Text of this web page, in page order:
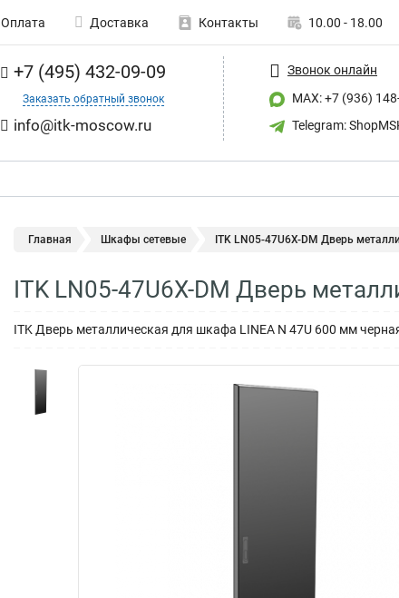
Оплата Доставка Контакты 10.00 - 18.00
+7 (495) 432-09-09
Заказать обратный звонок
info@itk-moscow.ru
Звонок онлайн
MAX: +7 (936)
Telegram:
Главная Шкафы сетевые ITK LN05-47U6X-DM Дверь
ITK LN05-47U6X-DM Дверь
ITK Дверь металлическая для шкафа LINEA N 47U 600 мм